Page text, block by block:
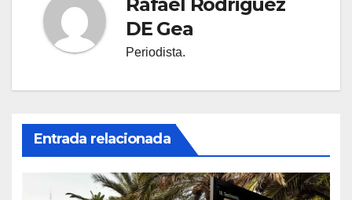
DE Gea
Periodista.
Entrada relacionada